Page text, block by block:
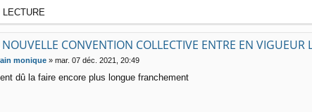
LECTURE
CONVENTION COLLECTIVE ENTRE EN VIGUEUR
monique» mar. 07 déc. 2021, 20:49
dû la faire encore plus longue franchement